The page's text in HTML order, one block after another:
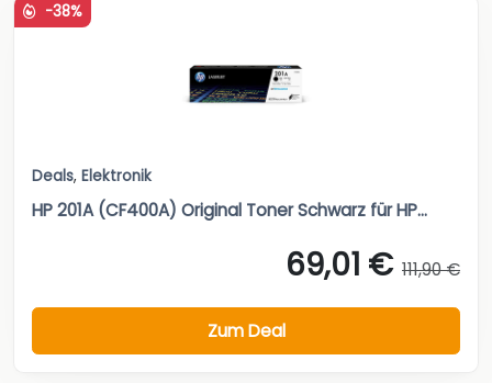
-38%
Deals, Elektronik
HP 201A (CF400A) Original Toner Schwarz für HP...
69,01 € 111,90 €
Zum Deal